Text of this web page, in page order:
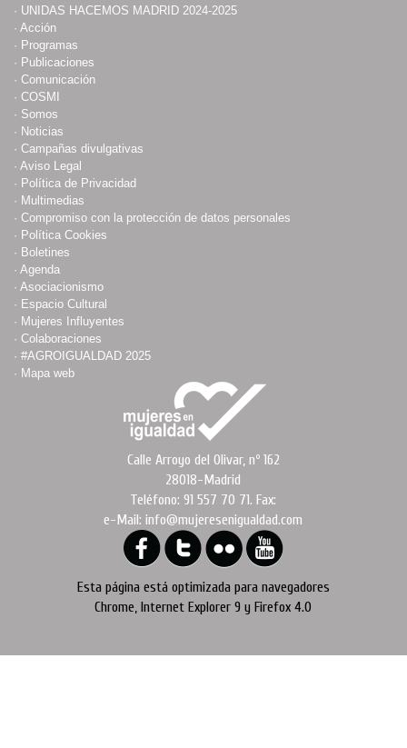
· UNIDAS HACEMOS MADRID 2024-2025
· Acción
· Programas
· Publicaciones
· Comunicación
· COSMI
· Somos
· Noticias
· Campañas divulgativas
· Aviso Legal
· Política de Privacidad
· Multimedias
· Compromiso con la protección de datos personales
· Política Cookies
· Boletines
· Agenda
· Asociacionismo
· Espacio Cultural
· Mujeres Influyentes
· Colaboraciones
· #AGROIGUALDAD 2025
· Mapa web
Calle Arroyo del Olivar, nº 162
28018-Madrid
Teléfono: 91 557 70 71. Fax:
e-Mail: info@mujeresenigualdad.com
Esta página está optimizada para navegadores
Chrome, Internet Explorer 9 y Firefox 4.0